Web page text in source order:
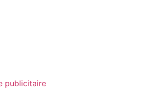
publicitaire